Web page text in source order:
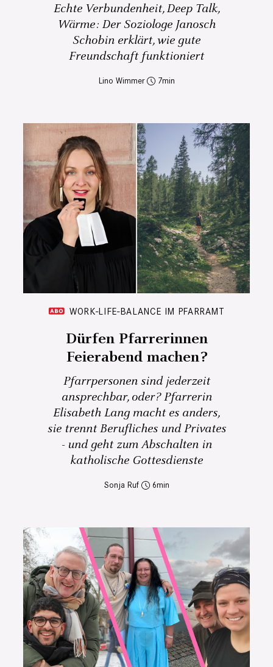
Echte Verbundenheit, Deep Talk,
Wärme: Der Soziologe Janosch
Schobin erklärt, wie gute
Freundschaft funktioniert
Lino Wimmer 7
WORK-LIFE-BALANCE IM PFARRAMT
Dürfen Pfarrerinnen
Feierabend machen?
Pfarrpersonen sind jederzeit
ansprechbar, oder? Pfarrerin
Elisabeth Lang macht es anders,
sie trennt Berufliches und Privates
- und geht zum Abschalten in
katholische Gottesdienste
Sonja Ruf 6